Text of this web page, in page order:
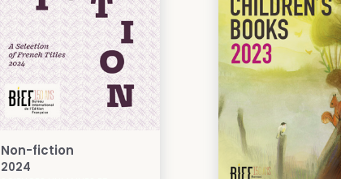
Non-fiction
2024